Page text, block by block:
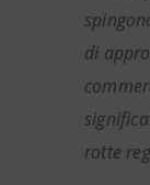
di
rotte